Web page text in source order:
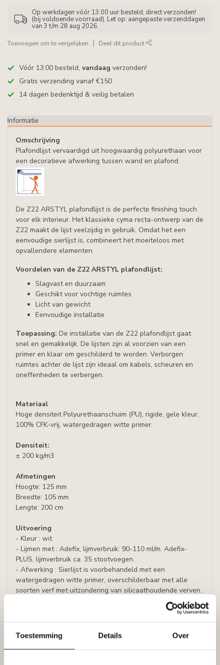
Toestemming Details Over
Op werkdagen vóór 13:00 uur besteld, direct verzonden!
(bij voldoende voorraad). Let op: aangepaste verzenddagen
van 3 t/m 28 aug 2026.
Toevoegen om te vergelijken Deel dit product
Vóór 13:00 besteld, vandaag verzonden!
Gratis verzending vanaf €150
14 dagen bedenktijd & veilig betalen
Informatie
Omschrijving
Plafondlijst vervaardigd uit hoogwaardig polyurethaan voor
een decoratieve afwerking tussen wand en plafond.
De Z22 ARSTYL plafondlijst is de perfecte finishing touch
voor elk interieur. Het klassieke cyma recta-ontwerp van de
Z22 maakt de lijst veelzijdig in gebruik. Omdat het een
eenvoudige sierlijst is, combineert het moeiteloos met
opvallendere elementen.
Voordelen van de Z22 ARSTYL plafondlijst:
Slagvast en duurzaam
Geschikt voor vochtige ruimtes
Licht van gewicht
Eenvoudige installatie
Toepassing: De installatie van de Z22 plafondlijst gaat
snel en gemakkelijk. De lijsten zijn al voorzien van een
primer en klaar om geschilderd te worden. Verborgen
ruimtes achter de lijst zijn ideaal om kabels, scheuren en
oneffenheden te verbergen.
Materiaal
Hoge densiteit Polyurethaanschuim (PU), rigide, gele kleur,
100% CFK-vrij, watergedragen witte primer.
Densiteit:
± 200 kg/m3
Afmetingen
Hoogte: 125 mm
Breedte: 105 mm
Lengte: 200 cm
Uitvoering
- Kleur : wit
- Lijmen met : Adefix, lijmverbruik: 90-110 ml/m. Adefix-
PLUS, lijmverbruik ca. 35 stootvoegen.
- Afwerking : Sierlijst is voorbehandeld met een
watergedragen witte primer, overschilderbaar met alle
soorten verf met uitzondering van silicaathoudende verven.
Productinformatie fabrikant NOËL & MARQUET
SAP 3000633
EAN 5412938523875